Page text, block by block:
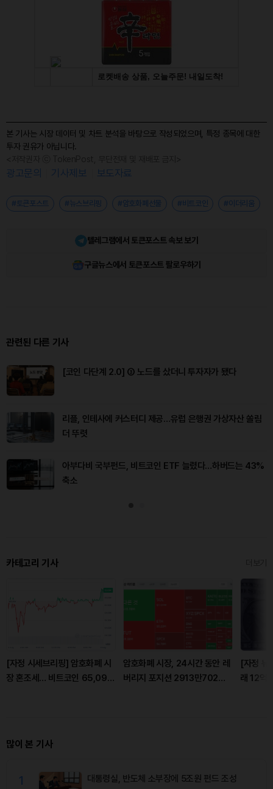
본 기사는 시장 데이터 및 차트 분석을 바탕으로 작성되었으며, 특정 종목에 대한
투자 권유가 아닙니다.
광고문의 기사제보 보도자료
#토큰포스트 #뉴스브리핑 #암호화폐선물 #비트코인 #이더리움
텔레그램에서 토큰포스트 속보 보기
구글뉴스에서 토큰포스트 팔로우하기
관련된 다른 기사
[코인 다단계 2.0] ③ 노드를 샀더니 투자자가 됐다
리플, 인테사에 커스터디 제공…유럽 은행권 가상자산 쏠림
더 뚜렷
아부다비 국부펀드, 비트코인 ETF 늘렸다…하버드는 43%
축소
카테고리 기사
[자정 시세브리핑] 암호화폐 시
장 혼조세… 비트코인 65,098
암호화폐 시장, 24시간 동안 레
버리지 포지션 2913만702달
[자정 뉴
래 12억
많이 본 기사
1 대통령실, 반도체 소부장에 5조원 펀드 조성